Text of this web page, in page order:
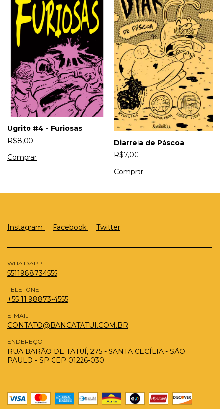
Ugrito #4 - Furiosas
R$8,00
Diarreia de Páscoa
R$7,00
Instagram Facebook Twitter
WHATSAPP
5511988734555
TELEFONE
+55 11 98873-4555
E-MAIL
CONTATO@BANCATATUI.COM.BR
ENDEREÇO
RUA BARÃO DE TATUÍ, 275 - SANTA CECÍLIA - SÃO
PAULO - SP CEP 01226-030